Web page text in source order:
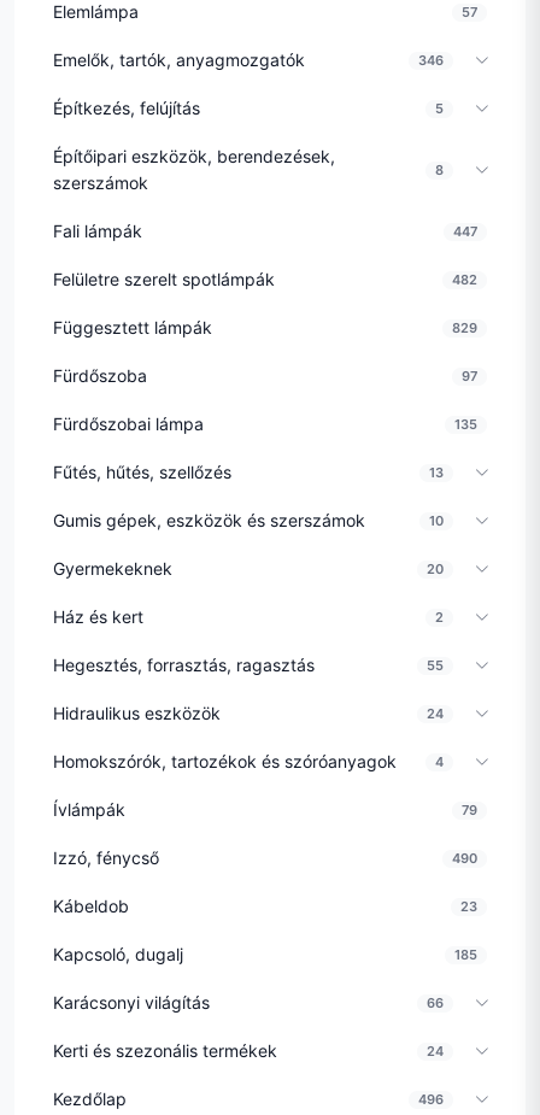
Elemlámpa 57
Emelők, tartók, anyagmozgatók 346
Építkezés, felújítás 5
Építőipari eszközök, berendezések,
szerszámok
8
Fali lámpák 447
Felületre szerelt spotlámpák 482
Függesztett lámpák 829
Fürdőszoba 97
Fürdőszobai lámpa 135
Fűtés, hűtés, szellőzés 13
Gumis gépek, eszközök és szerszámok 10
Gyermekeknek 20
Ház és kert 2
Hegesztés, forrasztás, ragasztás 55
Hidraulikus eszközök 24
Homokszórók, tartozékok és szóróanyagok 4
Ívlámpák 79
Izzó, fénycső 490
Kábeldob 23
Kapcsoló, dugalj 185
Karácsonyi világítás 66
Kerti és szezonális termékek 24
Kezdőlap 496